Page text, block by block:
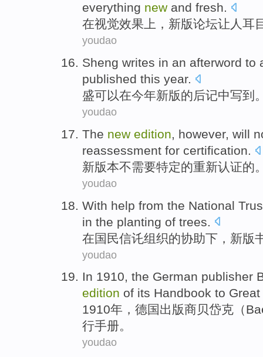
everything new and fresh.
在视觉效果 上， 新版论坛让 人 耳
youdao
Sheng writes in an afterword to
published this year.
盛可以在今年新版的后记中写到
youdao
The new edition, however, will
reassessment for certification.
新版本不需要特定的重新认证的
youdao
With help from the National
in the planting of trees.
在国民信讬组织的协助下， 新版
youdao
In 1910, the German publisher
edition of its Handbook to Great
1910年， 德国出版商贝岱克（
行手册。
youdao